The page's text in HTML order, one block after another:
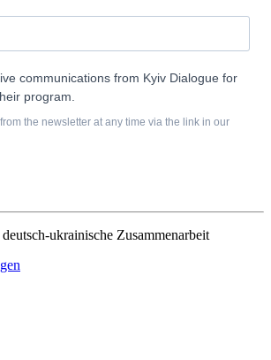
communications from Kyiv Dialogue for
program.
the newsletter at any time via the link in our
ukrainische Zusammenarbeit